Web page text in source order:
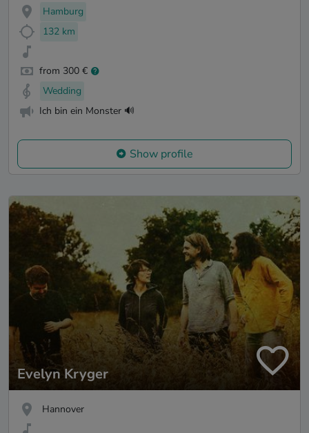
Hamburg
132 km
from 300 €
Wedding
Ich bin ein Monster 🔊
Show profile
Evelyn Kryger
Hannover